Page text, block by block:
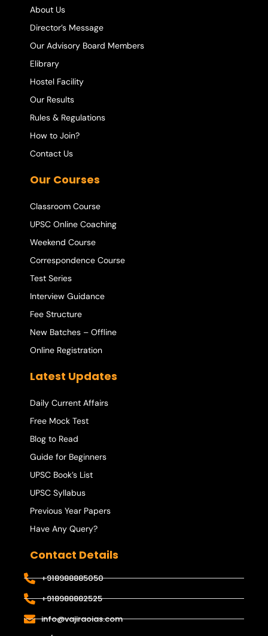
About Us
Director’s Message
Our Advisory Board Members
Elibrary
Hostel Facility
Our Results
Rules & Regulations
How to Join?
Contact Us
Our Courses
Classroom Course
UPSC Online Coaching
Weekend Course
Correspondence Course
Test Series
Interview Guidance
Fee Structure
New Batches – Offline
Online Registration
Latest Updates
Daily Current Affairs
Free Mock Test
Blog to Read
Guide for Beginners
UPSC Book’s List
UPSC Syllabus
Previous Year Papers
Have Any Query?
Contact Details
+918988885050
+918988882525
info@vajiraoias.com